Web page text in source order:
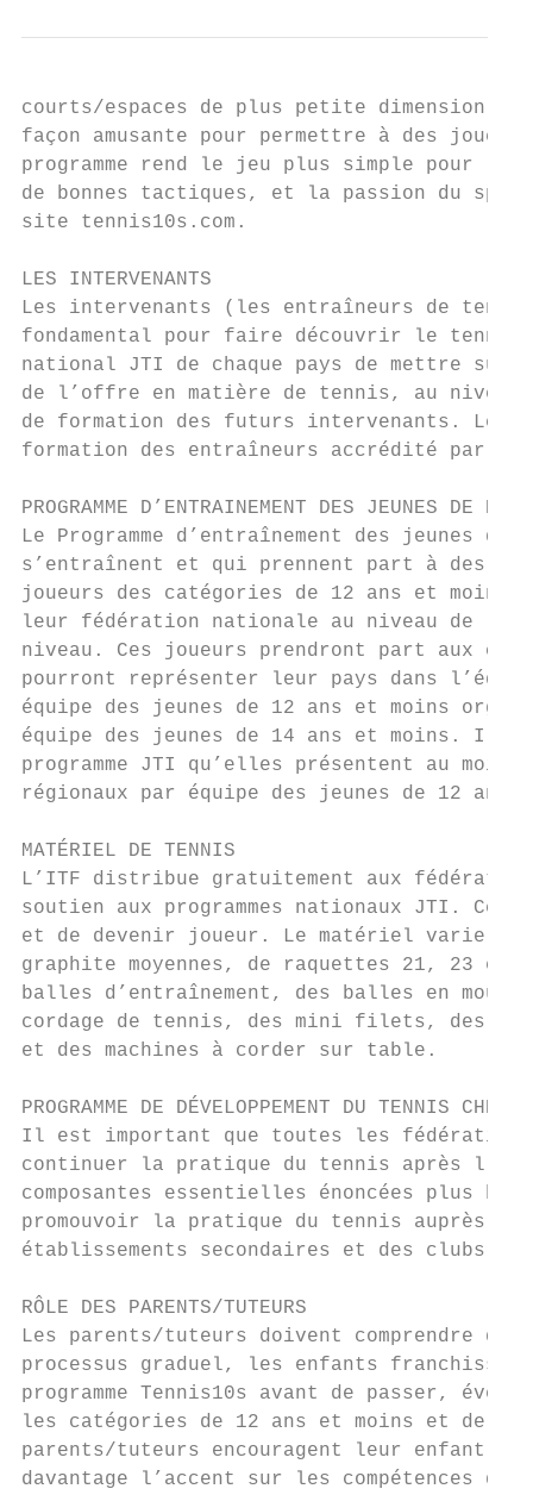
courts/espaces de plus petite dimension
façon amusante pour permettre à des
programme rend le jeu plus simple pour
de bonnes tactiques, et la passion du
site tennis10s.com.
LES INTERVENANTS
Les intervenants (les entraîneurs de
fondamental pour faire découvrir le
national JTI de chaque pays de mettre sur
de l’offre en matière de tennis, au niveau
de formation des futurs intervenants. Les
formation des entraîneurs accrédité par
PROGRAMME D’ENTRAINEMENT DES JEUNES DE
Le Programme d’entraînement des jeunes
s’entraînent et qui prennent part à des
joueurs des catégories de 12 ans et
leur fédération nationale au niveau de
niveau. Ces joueurs prendront part aux
pourront représenter leur pays dans
équipe des jeunes de 12 ans et moins
équipe des jeunes de 14 ans et moins. Il
programme JTI qu’elles présentent au
régionaux par équipe des jeunes de 12 ans
MATÉRIEL DE TENNIS
L’ITF distribue gratuitement aux
soutien aux programmes nationaux JTI.
et de devenir joueur. Le matériel varie
graphite moyennes, de raquettes 21, 23 et
balles d’entraînement, des balles en
cordage de tennis, des mini filets, des
et des machines à corder sur table.
PROGRAMME DE DÉVELOPPEMENT DU TENNIS CHEZ
Il est important que toutes les
continuer la pratique du tennis après
composantes essentielles énoncées plus
promouvoir la pratique du tennis auprès
établissements secondaires et des clubs
RÔLE DES PARENTS/TUTEURS
Les parents/tuteurs doivent comprendre
processus graduel, les enfants
programme Tennis10s avant de passer,
les catégories de 12 ans et moins et de
parents/tuteurs encouragent leur enfant
davantage l’accent sur les compétences